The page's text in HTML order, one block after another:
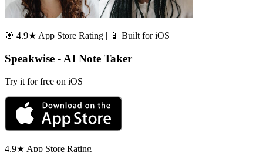
🎯 4.9★ App Store Rating | 📱 Built for iOS
Speakwise - AI Note Taker
Try it for free on iOS
4.9★ App Store Rating